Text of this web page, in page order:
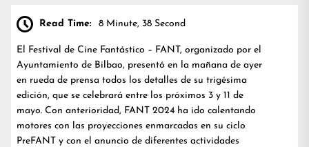
Read Time: 8 Minute, 38 Second
El Festival de Cine Fantástico – FANT, organizado por el
Ayuntamiento de Bilbao, presentó en la mañana de ayer
en rueda de prensa todos los detalles de su trigésima
edición, que se celebrará entre los próximos 3 y 11 de
mayo. Con anterioridad, FANT 2024 ha ido calentando
motores con las proyecciones enmarcadas en su ciclo
PreFANT y con el anuncio de diferentes actividades